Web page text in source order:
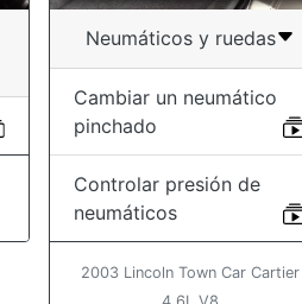
Neumáticos y ruedas
Cambiar un neumático
pinchado
Controlar presión de
neumáticos
2003 Lincoln Town Car Cartier